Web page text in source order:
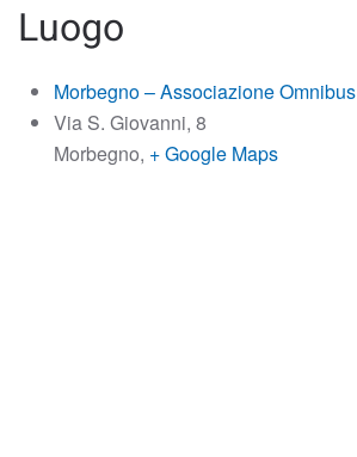
Luogo
Morbegno – Associazione Omnibus
Via S. Giovanni, 8
Morbegno, + Google Maps